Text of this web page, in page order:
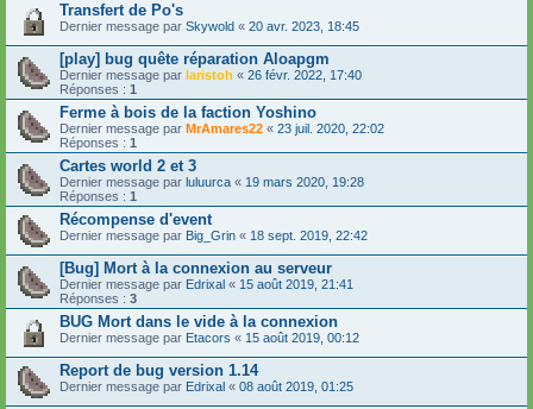
Transfert de Po's
Dernier message par Skywold « 20 avr. 2023, 18:45
[play] bug quête réparation Aloapgm
Dernier message par laristoh « 26 févr. 2022, 17:40
Réponses : 1
Ferme à bois de la faction Yoshino
Dernier message par MrAmares22 « 23 juil. 2020, 22:02
Réponses : 1
Cartes world 2 et 3
Dernier message par luluurca « 19 mars 2020, 19:28
Réponses : 1
Récompense d'event
Dernier message par Big_Grin « 18 sept. 2019, 22:42
[Bug] Mort à la connexion au serveur
Dernier message par Edrixal « 15 août 2019, 21:41
Réponses : 3
BUG Mort dans le vide à la connexion
Dernier message par Etacors « 15 août 2019, 00:12
Report de bug version 1.14
Dernier message par Edrixal « 08 août 2019, 01:25